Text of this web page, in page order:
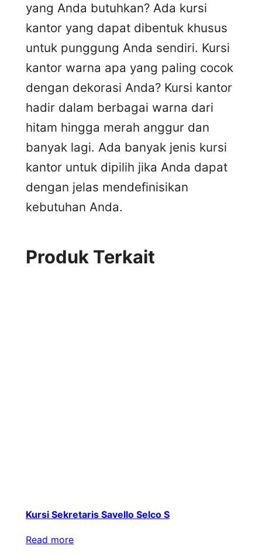
yang Anda butuhkan? Ada kursi
kantor yang dapat dibentuk khusus
untuk punggung Anda sendiri. Kursi
kantor warna apa yang paling cocok
dengan dekorasi Anda? Kursi kantor
hadir dalam berbagai warna dari
hitam hingga merah anggur dan
banyak lagi. Ada banyak jenis kursi
kantor untuk dipilih jika Anda dapat
dengan jelas mendefinisikan
kebutuhan Anda.
Produk Terkait
Kursi Sekretaris Savello Selco S
Read more